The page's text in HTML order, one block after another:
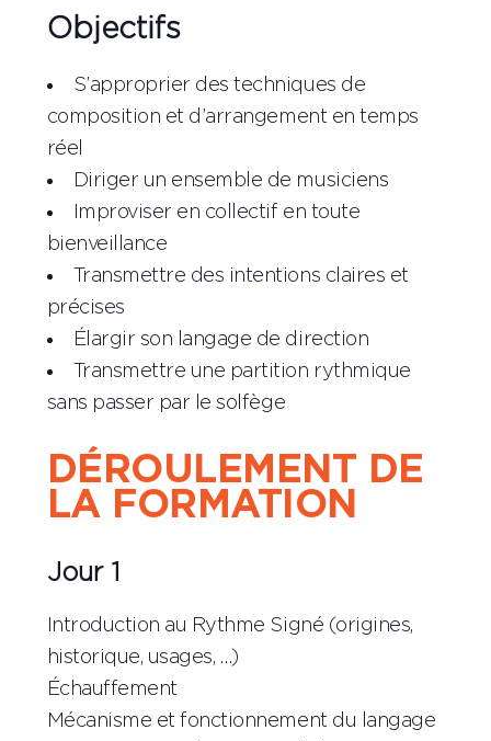
Objectifs
S’approprier des techniques de
composition et d’arrangement en temps
réel
Diriger un ensemble de musiciens
Improviser en collectif en toute
bienveillance
Transmettre des intentions claires et
précises
Élargir son langage de direction
Transmettre une partition rythmique
sans passer par le solfège
DÉROULEMENT DE
LA FORMATION
Jour 1
Introduction au Rythme Signé (origines,
historique, usages, …)
Échauffement
Mécanisme et fonctionnement du langage